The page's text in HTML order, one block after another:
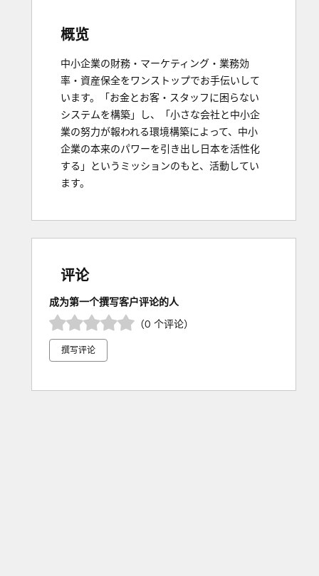
概览
中小企業の財務・マーケティング・業務効
率・資産保全をワンストップでお手伝いして
います。「お金とお客・スタッフに困らない
システムを構築」し、「小さな会社と中小企
業の努力が報われる環境構築によって、中小
企業の本来のパワーを引き出し日本を活性化
する」というミッションのもと、活動してい
ます。
评论
成为第一个撰写客户评论的人
（0 个评论）
撰写评论